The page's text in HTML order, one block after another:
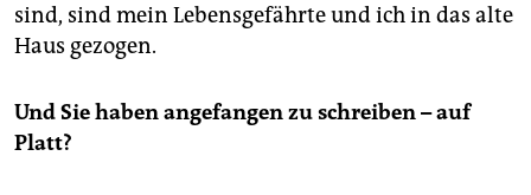
sind, sind mein Lebensgefährte und ich in das alte
Haus gezogen.
Und Sie haben angefangen zu schreiben – auf
Platt?